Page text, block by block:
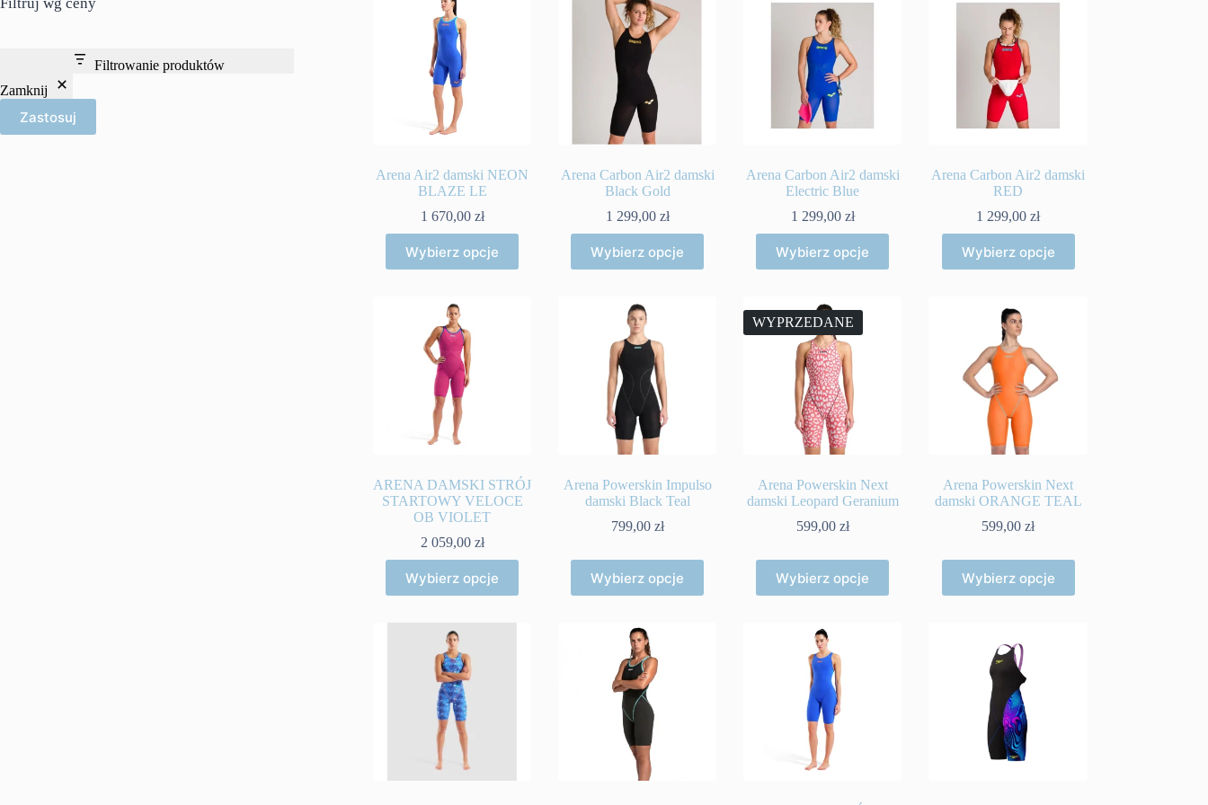
Arena Air2 damski NEON
BLAZE LE
1 670,00 zł
Wybierz opcje
produkt
ma
wariantów.
Opcje
można
wybrać
na
stronie
produktu
Arena Carbon Air2 damski
Black Gold
1 299,00 zł
Wybierz opcje
produkt
ma
wariantów.
Opcje
można
wybrać
na
stronie
produktu
Arena Carbon Air2 damski
Electric Blue
1 299,00 zł
Wybierz opcje
produkt
ma
wariantów.
Opcje
można
wybrać
na
stronie
produktu
Arena Carbon Air2 damski
RED
1 299,00 zł
Wybierz opcje
produkt
ma
wariantów.
Opcje
można
wybrać
stronie
produktu
ARENA DAMSKI STRÓJ
STARTOWY VELOCE
OB VIOLET
2 059,00 zł
Wybierz opcje
produkt
ma
wariantów.
Opcje
można
wybrać
na
stronie
produktu
Arena Powerskin Impulso
damski Black Teal
799,00 zł
Wybierz opcje
produkt
ma
wariantów.
Opcje
można
wybrać
na
stronie
produktu
WYPRZEDANE
Arena Powerskin Next
damski Leopard Geranium
599,00 zł
Wybierz opcje
produkt
ma
wariantów.
Opcje
można
wybrać
na
stronie
produktu
Arena Powerskin Next
damski ORANGE TEAL
599,00 zł
Wybierz opcje
produkt
ma
Opcje
można
wybrać
na
stronie
produktu
Filtrowanie produktów
Zamknij
Zastosuj